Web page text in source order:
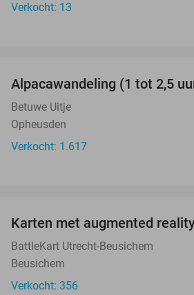
Verkocht: 13
Alpacawandeling (1 tot 2,5
Betuwe Uitje
Opheusden
Verkocht: 1.617
Karten met augmented
BattleKart Utrecht-Beusichem
Beusichem
Verkocht: 356